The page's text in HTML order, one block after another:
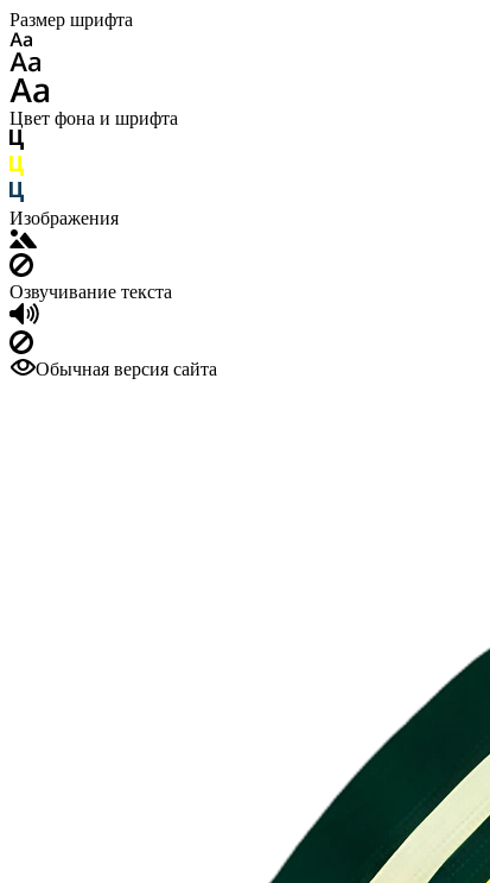
Размер шрифта
Цвет фона и шрифта
Изображения
Озвучивание текста
Обычная версия сайта